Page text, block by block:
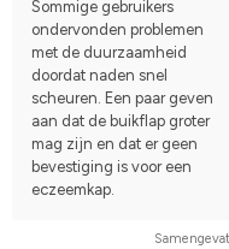
Sommige gebruikers
ondervonden problemen
met de duurzaamheid
doordat naden snel
scheuren. Een paar geven
aan dat de buikflap groter
mag zijn en dat er geen
bevestiging is voor een
eczeemkap.